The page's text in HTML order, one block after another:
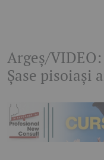
Argeș/
Șase pisoiași